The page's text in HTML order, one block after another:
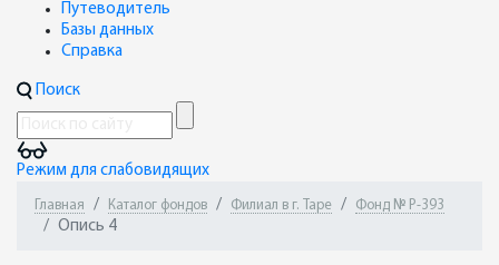
Путеводитель
Базы данных
Справка
Поиск
Режим для слабовидящих
Главная Каталог фондов Филиал в г. Таре Фонд № Р-393
Опись 4